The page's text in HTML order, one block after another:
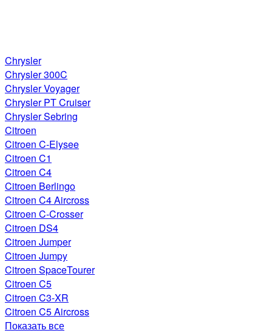
Chrysler
Chrysler 300C
Chrysler Voyager
Chrysler PT Cruiser
Chrysler Sebring
Citroen
Citroen C-Elysee
Citroen C1
Citroen C4
Citroen Berlingo
Citroen C4 Aircross
Citroen C-Crosser
Citroen DS4
Citroen Jumper
Citroen Jumpy
Citroen SpaceTourer
Citroen C5
Citroen C3-XR
Citroen C5 Aircross
Показать все